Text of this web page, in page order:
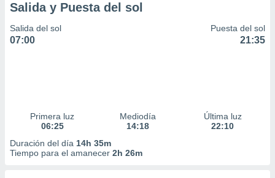
Salida y Puesta del sol
Salida del sol
07:00
Puesta del sol
21:35
Primera luz
06:25
Mediodía
14:18
Última luz
22:10
Duración del día 14h 35m
Tiempo para el amanecer 2h 26m